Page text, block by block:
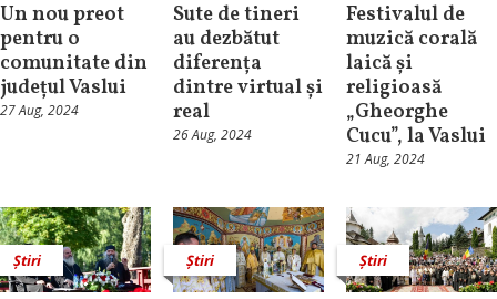
Un nou preot
pentru o
comunitate din
județul Vaslui
27 Aug, 2024
Sute de tineri
au dezbătut
diferența
dintre virtual și
real
26 Aug, 2024
Festivalul de
muzică corală
laică și
religioasă
„Gheorghe
Cucu”, la Vaslui
21 Aug, 2024
Știri Știri Știri